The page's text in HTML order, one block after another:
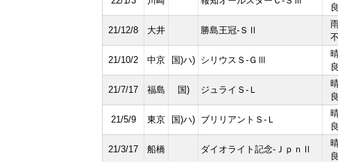
良
21/12/8 大井 勝島王冠-ＳⅡ
不
21/10/2 中京 国)ハ) シリウスＳ-ＧⅢ
良
21/7/17 福島 国) ジュライＳ-Ｌ
良
21/5/9 東京 国)ハ) ブリリアントＳ-Ｌ
良
21/3/17 船橋 ダイオライト記念-ＪｐｎⅡ
良